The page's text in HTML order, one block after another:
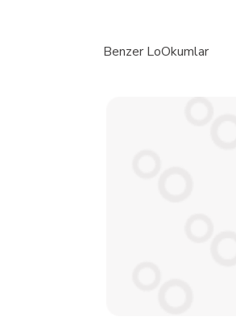
Benzer LoOkumlar